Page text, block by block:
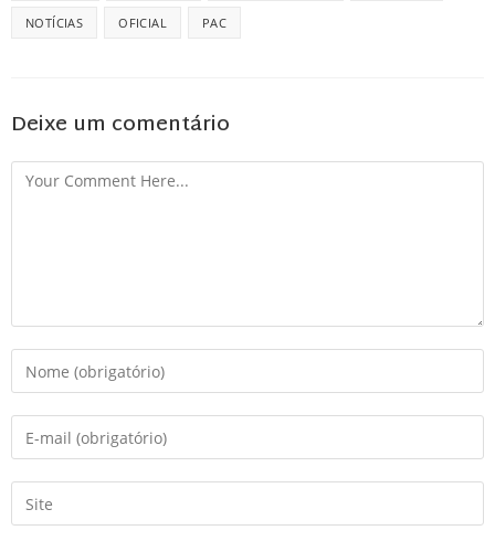
NOTÍCIAS OFICIAL PAC
Deixe um comentário